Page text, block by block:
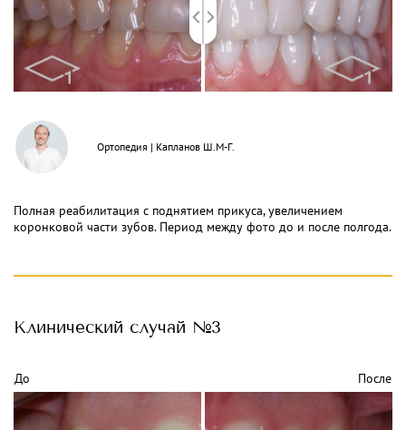
Ортопедия | Капланов Ш.М-Г.
Полная реабилитация с поднятием прикуса, увеличением
коронковой части зубов. Период между фото до и после полгода.
Клинический случай №3
До После